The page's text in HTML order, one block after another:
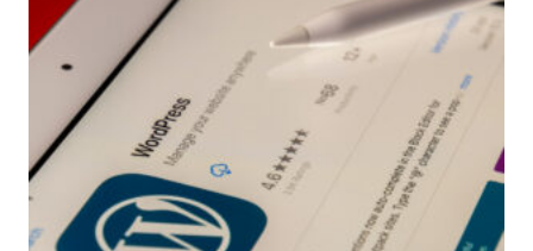
una
WordCamp